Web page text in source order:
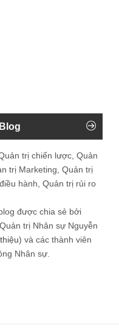
trị chiến lược, Quản
trị Marketing, Quản trị
hành, Quản trị rủi ro
được chia sẻ bởi
trị Nhân sự Nguyễn
) và các thành viên
Nhân sự.